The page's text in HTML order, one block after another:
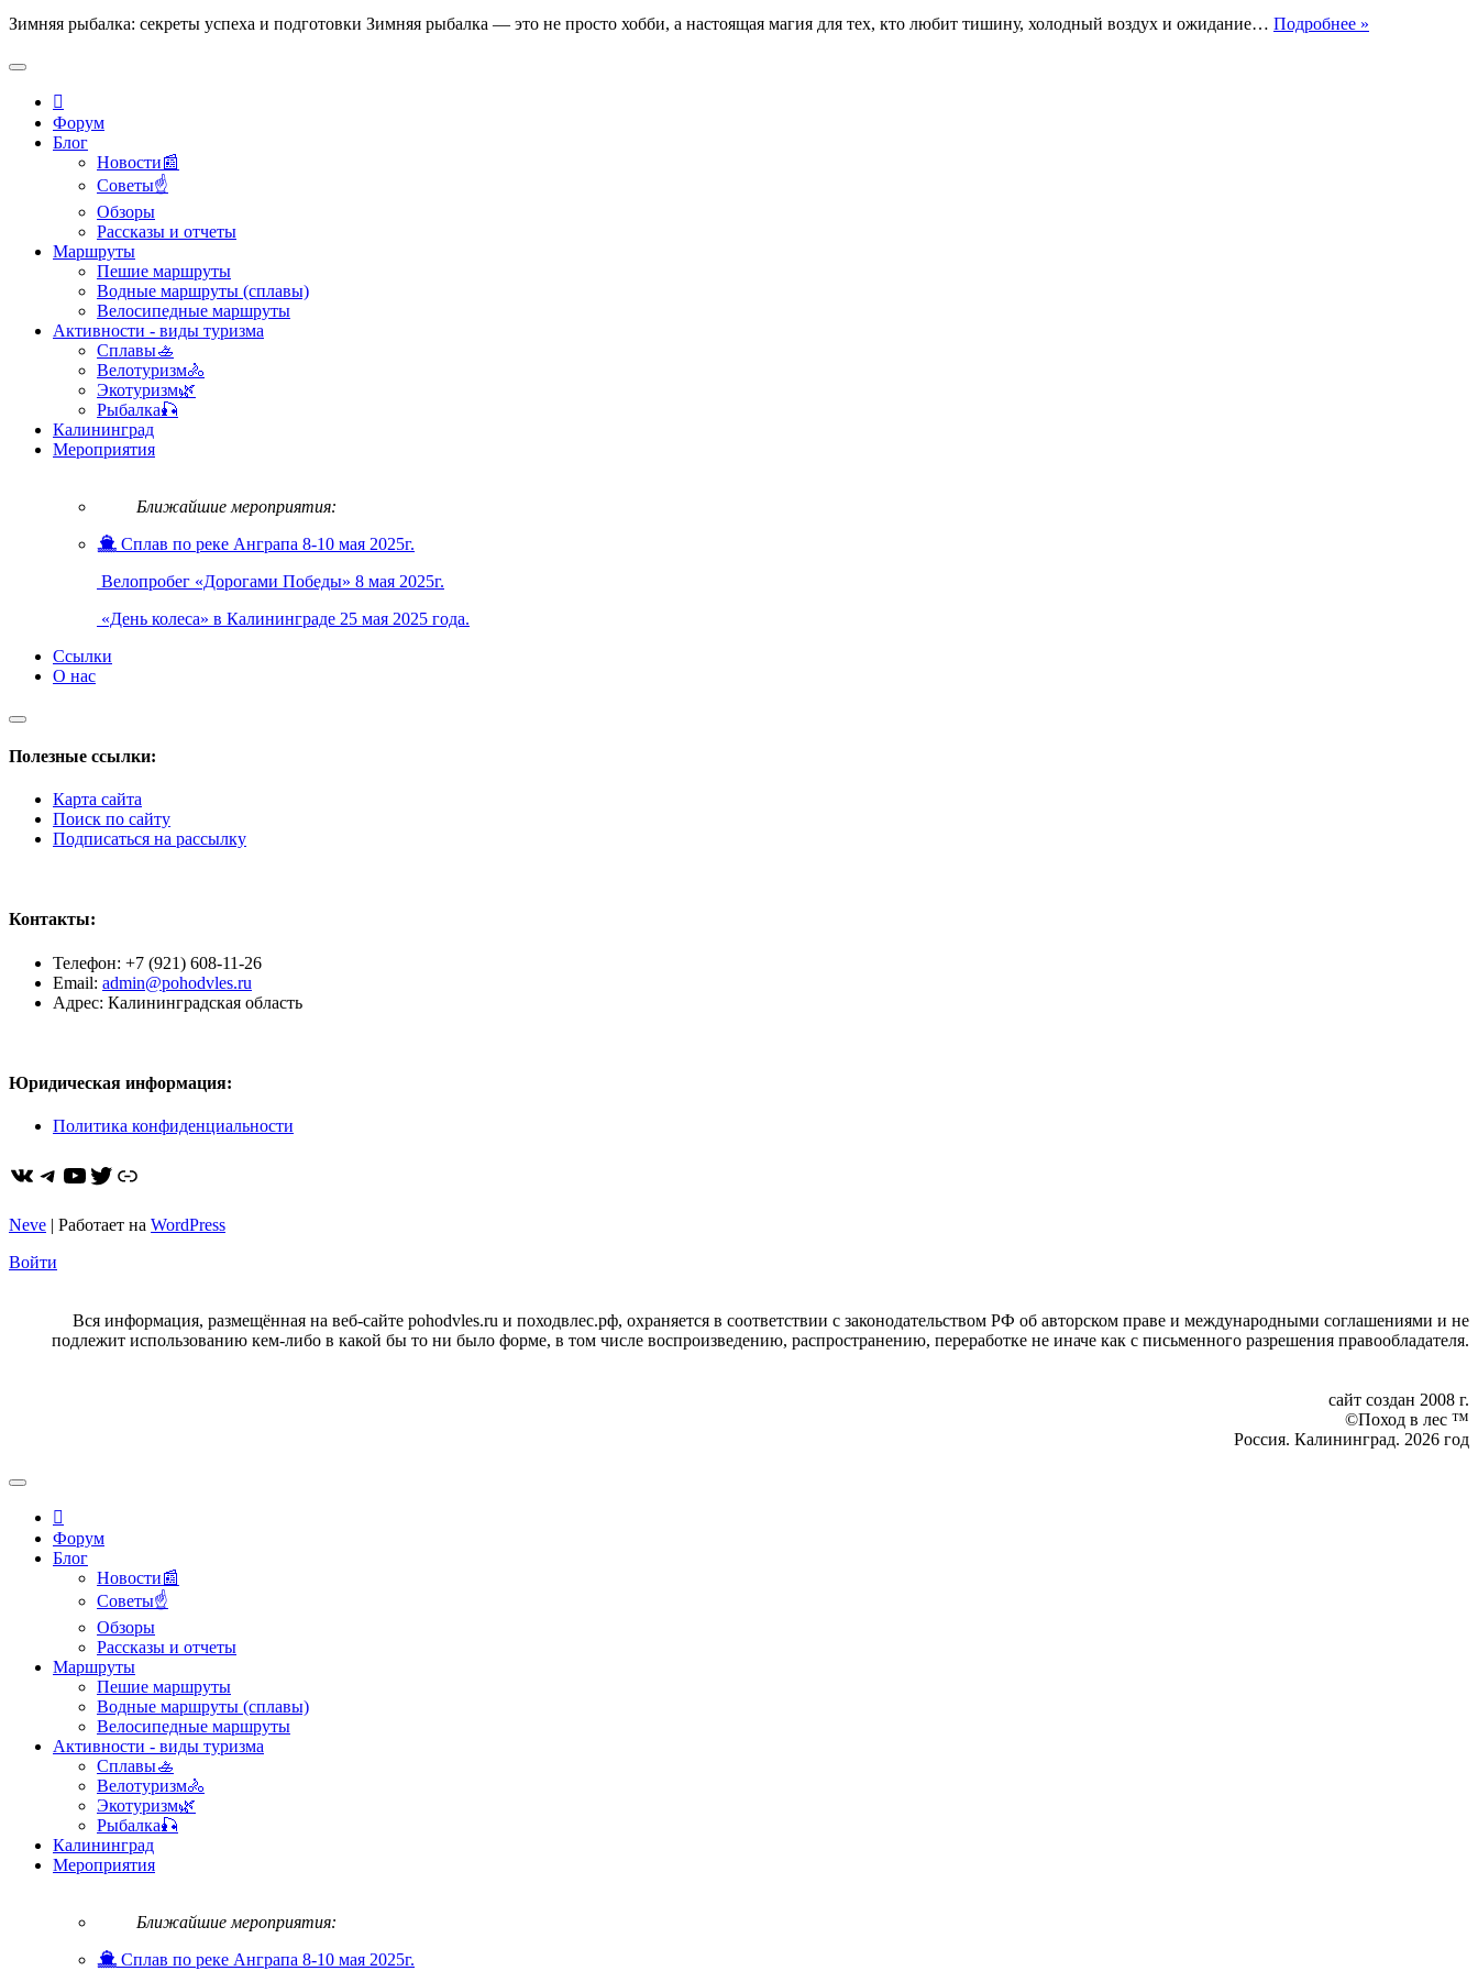
Зимняя рыбалка: секреты успеха и подготовки Зимняя рыбалка — это не просто хобби, а настоящая магия для тех, кто любит тишину, холодный воздух и ожидание… Подробнее »
Форум
Блог
Новости📰
Советы☝
Обзоры
Рассказы и отчеты
Маршруты
Пешие маршруты
Водные маршруты (сплавы)
Велосипедные маршруты
Активности - виды туризма
Сплавы🚣
Велотуризм🚴
Экотуризм🌿
Рыбалка🎣
Калининград
Мероприятия
Ближайшие мероприятия:
Сплав по реке Анграпа 8-10 мая 2025г.
Велопробег «Дорогами Победы» 8 мая 2025г.
«День колеса» в Калининграде 25 мая 2025 года.
Ссылки
О нас
Полезные ссылки:
Карта сайта
Поиск по сайту
Подписаться на рассылку
Контакты:
Телефон: +7 (921) 608-11-26
Email: admin@pohodvles.ru
Адрес: Калининградская область
Юридическая информация:
Политика конфиденциальности
ВКонтакте
Telegram
YouTube
Twitter
https://dzen.ru/pohodvles
Neve | Работает на WordPress
Войти
Вся информация, размещённая на веб-сайте pohodvles.ru и походвлес.рф, охраняется в соответствии с законодательством РФ об авторском праве и международными соглашениями и не
подлежит использованию кем-либо в какой бы то ни было форме, в том числе воспроизведению, распространению, переработке не иначе как с письменного разрешения правообладателя.
сайт создан 2008 г.
©Поход в лес ™
Россия. Калининград. 2026 год
Форум
Блог
Новости📰
Советы☝
Обзоры
Рассказы и отчеты
Маршруты
Пешие маршруты
Водные маршруты (сплавы)
Велосипедные маршруты
Активности - виды туризма
Сплавы🚣
Велотуризм🚴
Экотуризм🌿
Рыбалка🎣
Калининград
Мероприятия
Ближайшие мероприятия:
Сплав по реке Анграпа 8-10 мая 2025г.